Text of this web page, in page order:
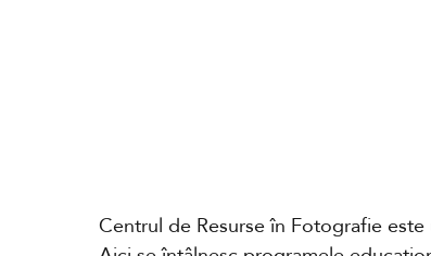
Centrul de Resurse în Fotografie